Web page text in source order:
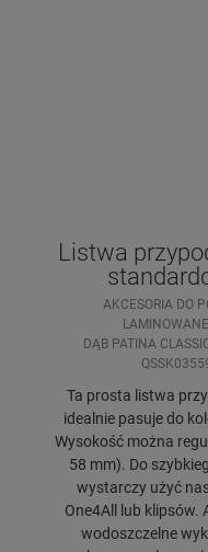
Listwa
AKCESORIA DO
DĄB PATINA
Ta prosta listwa
idealnie pasuje do
Wysokość można
58 mm). Do
wystarczy użyć
One4All lub klipsów.
wodoszczelne